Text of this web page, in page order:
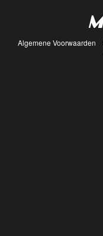
Algemene Voorwaarden